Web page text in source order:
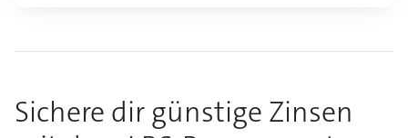
Sichere dir günstige Zinsen